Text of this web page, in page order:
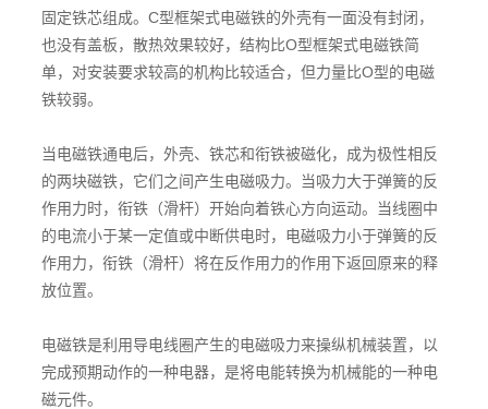
固定铁芯组成。C型框架式电磁铁的外壳有一面没有封闭，
也没有盖板，散热效果较好，结构比O型框架式电磁铁简
单，对安装要求较高的机构比较适合，但力量比O型的电磁
铁较弱。
当电磁铁通电后，外壳、铁芯和衔铁被磁化，成为极性相反
的两块磁铁，它们之间产生电磁吸力。当吸力大于弹簧的反
作用力时，衔铁（滑杆）开始向着铁心方向运动。当线圈中
的电流小于某一定值或中断供电时，电磁吸力小于弹簧的反
作用力，衔铁（滑杆）将在反作用力的作用下返回原来的释
放位置。
电磁铁是利用导电线圈产生的电磁吸力来操纵机械装置，以
完成预期动作的一种电器，是将电能转换为机械能的一种电
磁元件。